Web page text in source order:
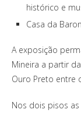
histórico e
Casa da
A exposição
Mineira a partir
Ouro Preto entre
Nos dois pisos